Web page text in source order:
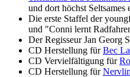
und dort höchst Seltsames
Die erste Staffel der
und "Conni lernt
Der Regisseur Jan Georg
CD Herstellung fürBec
CD Vervielfältigung für
CD Herstellung für